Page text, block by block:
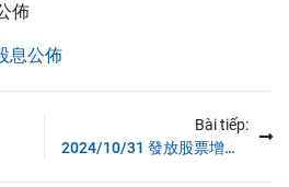
佈
息公佈
Bài tiếp:
2024/10/31 發放股票增長股資公佈